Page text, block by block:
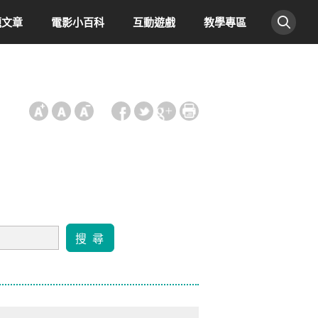
章 電影小百科 互動遊戲 教學專區
搜 尋